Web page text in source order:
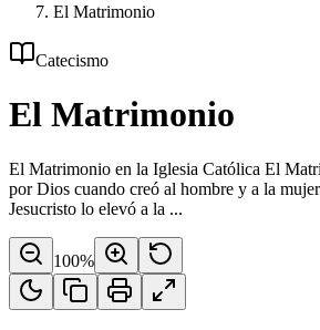
El Matrimonio
Catecismo
El Matrimonio
El Matrimonio en la Iglesia Católica El
por Dios cuando creó al hombre y a la
Jesucristo lo elevó a la ...
100%